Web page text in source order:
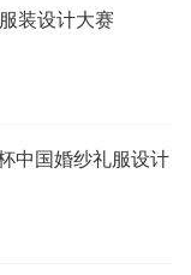
装设计大赛
中国婚纱礼服设计